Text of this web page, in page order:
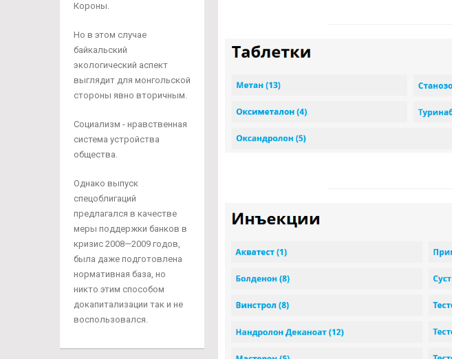
Короны.
Но в этом случае
байкальский
экологический аспект
выглядит для монгольской
стороны явно вторичным.
Социализм - нравственная
система устройства
общества.
Однако выпуск
спецоблигаций
предлагался в качестве
меры поддержки банков в
кризис 2008—2009 годов,
была даже подготовлена
нормативная база, но
никто этим способом
докапитализации так и не
воспользовался.